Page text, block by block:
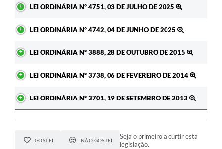
LEI ORDINÁRIA Nº 4751, 03 DE JULHO DE 2025
LEI ORDINÁRIA Nº 4742, 04 DE JUNHO DE 2025
LEI ORDINÁRIA Nº 3888, 28 DE OUTUBRO DE 2015
LEI ORDINÁRIA Nº 3738, 06 DE FEVEREIRO DE 2014
LEI ORDINÁRIA Nº 3701, 19 DE SETEMBRO DE 2013
GOSTEI NÃO GOSTEI
Seja o primeiro a curtir esta
legislação.